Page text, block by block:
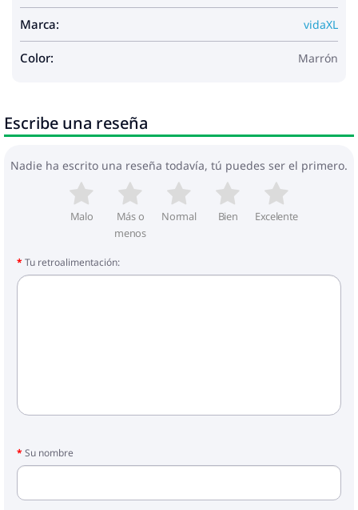
Marca: vidaXL
Color: Marrón
Escribe una reseña
Nadie ha escrito una reseña todavía, tú puedes ser el primero.
Malo
Más o
menos
Normal Bien Excelente
Tu retroalimentación:
Su nombre